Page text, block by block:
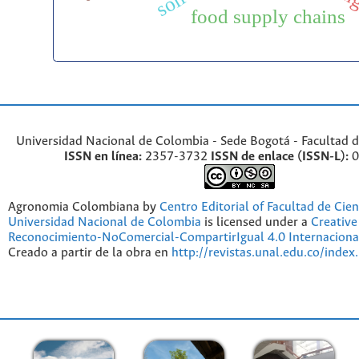
food supply chains
Universidad Nacional de Colombia - Sede Bogotá - Facultad
ISSN en línea: 2357-3732 ISSN de enlace (ISSN-L):
Agronomia Colombiana by Centro Editorial of Facultad de
Universidad Nacional de Colombia is licensed under a
Reconocimiento-NoComercial-CompartirIgual 4.0
Creado a partir de la obra en http://revistas.unal.edu.co/